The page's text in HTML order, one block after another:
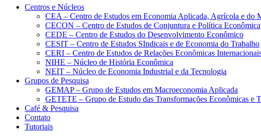
Centros e Núcleos
CEA – Centro de Estudos em Economia Aplicada, Agrícola e do
CECON – Centro de Estudos de Conjuntura e Política Econômica
CEDE – Centro de Estudos do Desenvolvimento Econômico
CESIT – Centro de Estudos SIndicais e de Economia do Trabalho
CERI – Centro de Estudos de Relações Econômicas
NIHE – Núcleo de História Econômica
NEIT – Núcleo de Economia Industrial e da Tecnologia
Grupos de Pesquisa
GEMAP – Grupo de Estudos em Macroeconomia Aplicada
GETETE – Grupo de Estudo das Transformações Econômicas e
Café & Pesquisa
Contato
Tutoriais